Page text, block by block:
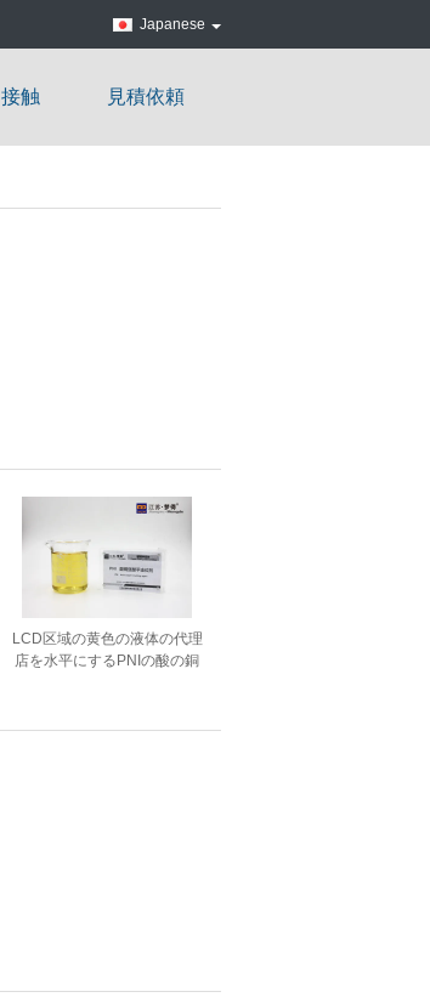
Japanese
接触 見積依頼
LCD区域の黄色の液体の代理
店を水平にするPNIの酸の銅